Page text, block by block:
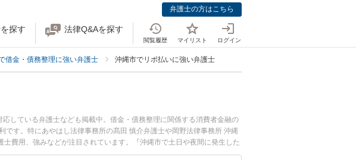
弁護士の方はこちら
探す 法律Q&Aを探す
閲覧履歴 マイリスト ログイン
借金・債務整理に強い弁護士 沖縄市でリボ払いに強い弁護士
している弁護士なども掲載中。借金・債務整理に関係する消費者金融の
す。特にあやはし法律事務所の髙田 慎介弁護士や岡野法律事務所 沖縄
費用、強みなどが注目されています。『沖縄市で土日や夜間に発生した
績豊富な近くの弁護士を検索したい』『初回相談無料でリボ払いの債務